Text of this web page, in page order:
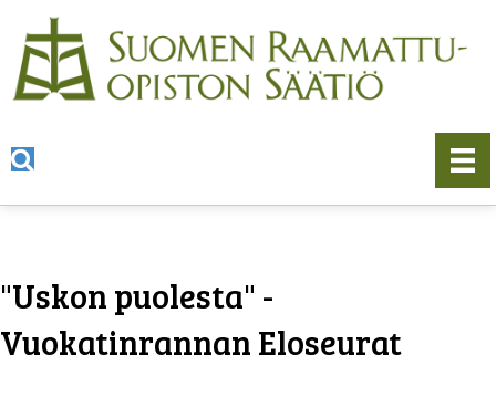
"Uskon puolesta" -
Vuokatinrannan Eloseurat